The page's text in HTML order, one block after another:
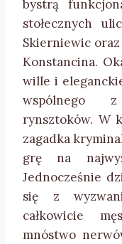
bystrą
stołecznych
Skierniewic
Konstancina.
wille i
wspólnego
rynsztoków. W
zagadka
grę na
Jednocześnie
się z
całkowicie
mnóstwo